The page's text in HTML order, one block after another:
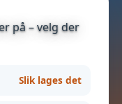
på – velg der
Slik lages det